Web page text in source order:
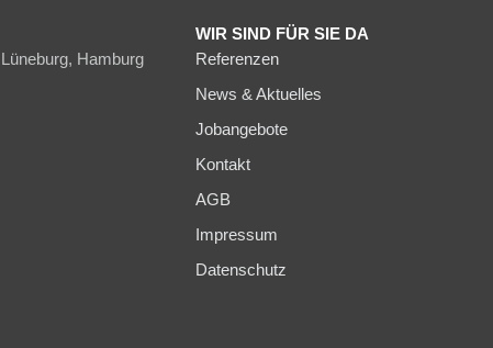
Hamburg
WIR SIND FÜR SIE DA
Referenzen
News & Aktuelles
Jobangebote
Kontakt
AGB
Impressum
Datenschutz